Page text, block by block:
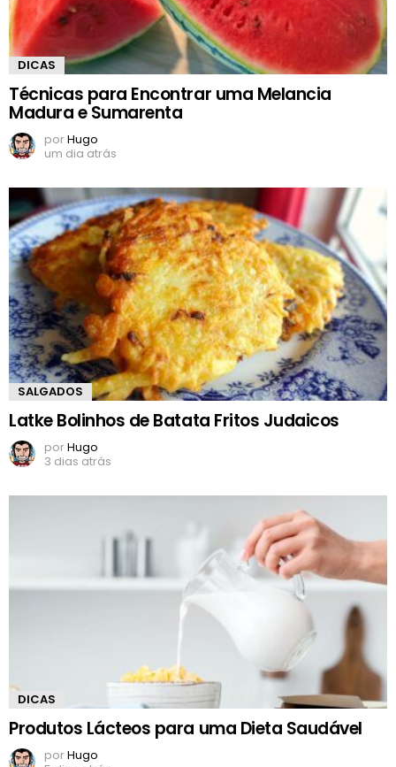
DICAS
Técnicas para Encontrar uma Melancia
Madura e Sumarenta
porHugo
um dia atrás
SALGADOS
Latke Bolinhos de Batata Fritos Judaicos
porHugo
3 dias atrás
DICAS
Produtos Lácteos para uma Dieta Saudável
porHugo